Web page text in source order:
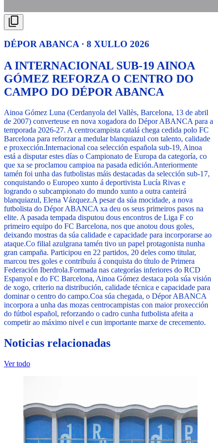
DÉPOR ABANCA · 8 XULLO 2026
A INTERNACIONAL SUB-19 AINOA
GÓMEZ REFORZA O CENTRO DO
CAMPO DO DÉPOR ABANCA
Ainoa Gómez Luna (Cerdanyola del Vallès, Barcelona, 13 de abril
de 2007) converteuse en nova xogadora do Dépor ABANCA para a
temporada 2026-27. A centrocampista catalá chega cedida polo FC
Barcelona para reforzar a medular blanquiazul con talento, calidade
e proxección.Internacional coa selección española sub-19, Ainoa
está a disputar estes días o Campionato de Europa da categoría, co
que xa se proclamou campioa na pasada edición.Anteriormente
tamén foi unha das futbolistas máis destacadas da selección sub-17,
conquistando o Europeo xunto á deportivista Lucía Rivas e
logrando o subcampionato do mundo xunto a outra canteirá
blanquiazul, Elena Vázquez.A pesar da súa mocidade, a nova
futbolista do Dépor ABANCA xa deu os seus primeiros pasos na
elite. A pasada tempada disputou dous encontros de Liga F co
primeiro equipo do FC Barcelona, nos que anotou dous goles,
deixando mostras da súa calidade e capacidade para incorporarse ao
ataque.Co filial azulgrana tamén tivo un papel protagonista nunha
gran campaña. Participou en 22 partidos, 20 deles como titular,
marcou tres goles e contribuíu á conquista do título de Primera
Federación Iberdrola.Formada nas categorías inferiores do RCD
Espanyol e do FC Barcelona, Ainoa Gómez destaca pola súa visión
de xogo, criterio na distribución, calidade técnica e capacidade para
dominar o centro do campo.Coa súa chegada, o Dépor ABANCA
incorpora a unha das mozas centrocampistas con maior proxección
do fútbol español, reforzando o cadro cunha futbolista afeita a
competir ao máximo nivel e cun importante marxe de crecemento.
Noticias relacionadas
Ver todo